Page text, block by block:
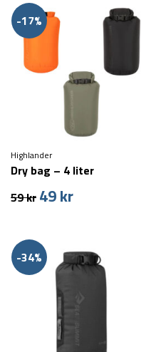
var:
99 kr.
69 kr.
-17%
Highlander
Dry bag – 4 liter
59kr Den
var:
59 kr.
49krDen
49 kr.
-34%